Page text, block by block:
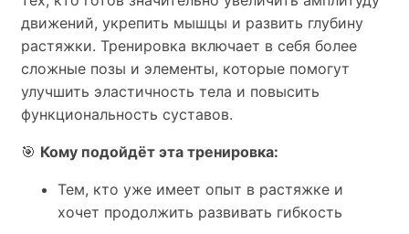
движений, укрепить мышцы и развить глубину
растяжки. Тренировка включает в себя более
сложные позы и элементы, которые помогут
улучшить эластичность тела и повысить
функциональность суставов.
🎯 Кому подойдёт эта тренировка:
Тем, кто уже имеет опыт в растяжке и
хочет продолжить развивать гибкость